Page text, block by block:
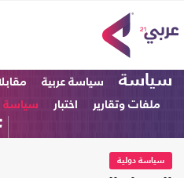
سياسة سياسة عربية
ملفات وتقارير
اختبار سياسة
سياسة دولية